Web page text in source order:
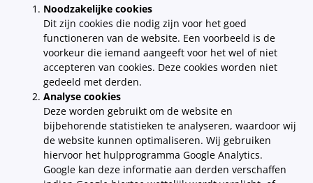
Noodzakelijke cookies
Dit zijn cookies die nodig zijn voor het goed
functioneren van de website. Een voorbeeld is de
voorkeur die iemand aangeeft voor het wel of niet
accepteren van cookies. Deze cookies worden niet
gedeeld met derden.
Analyse cookies
Deze worden gebruikt om de website en
bijbehorende statistieken te analyseren, waardoor wij
de website kunnen optimaliseren. Wij gebruiken
hiervoor het hulpprogramma Google Analytics.
Google kan deze informatie aan derden verschaffen